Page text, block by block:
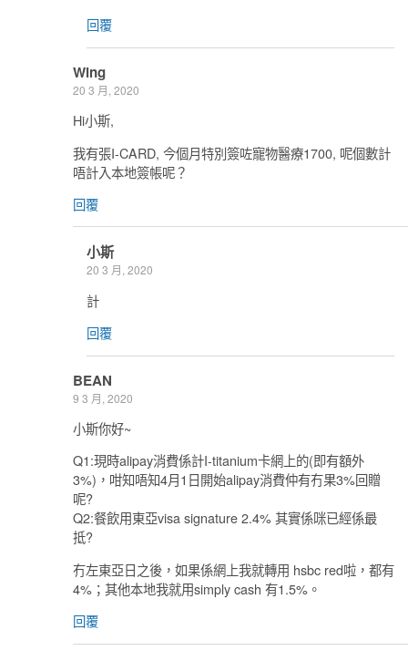
回覆
Wing
20 3 月, 2020
Hi小斯,
我有張I-CARD, 今個月特別簽咗寵物醫療1700, 呢個數計
唔計入本地簽帳呢？
回覆
小斯
20 3 月, 2020
計
回覆
BEAN
9 3 月, 2020
小斯你好~
Q1:現時alipay消費係計I-titanium卡網上的(即有額外
3%)，咁知唔知4月1日開始alipay消費仲有冇果3%回贈
呢?
Q2:餐飲用東亞visa signature 2.4% 其實係咪已經係最
抵?
冇左東亞日之後，如果係網上我就轉用 hsbc red啦，都有
4%；其他本地我就用simply cash 有1.5%。
回覆